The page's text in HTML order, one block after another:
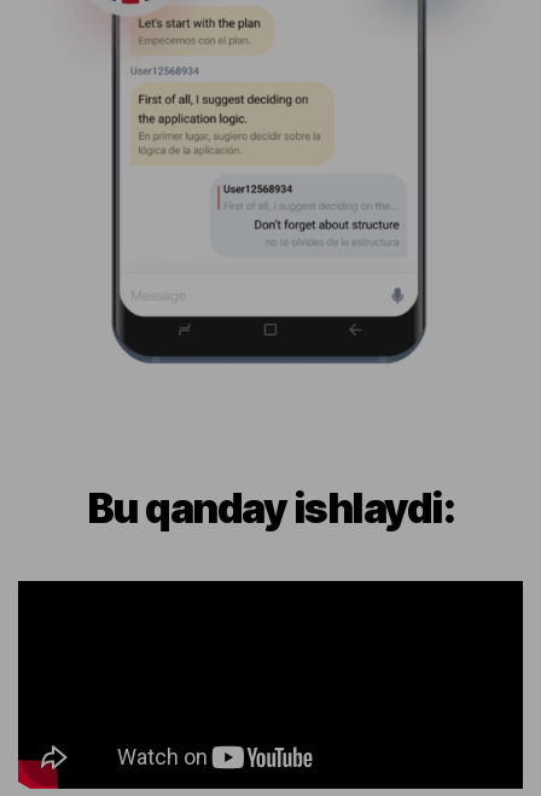
Bu qanday ishlaydi: